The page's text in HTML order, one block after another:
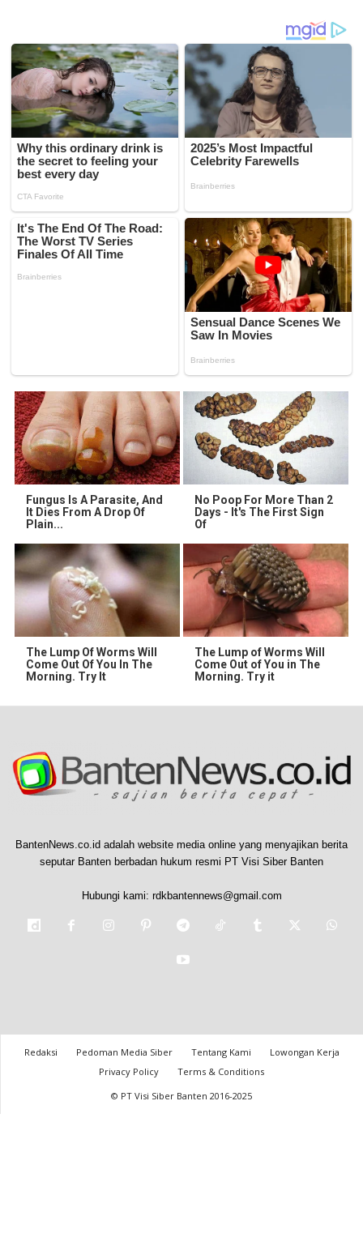
Fungus Is A Parasite, And
It Dies From A Drop Of
Plain...
No Poop For More Than 2
Days - It's The First Sign
Of
The Lump Of Worms Will
Come Out Of You In The
Morning. Try It
The Lump of Worms Will
Come Out of You in The
Morning. Try it
BantenNews.co.id adalah website media online yang menyajikan berita
seputar Banten berbadan hukum resmi PT Visi Siber Banten
Hubungi kami: rdkbantennews@gmail.com
Redaksi Pedoman Media Siber Tentang Kami
Lowongan Kerja
Privacy Policy
Terms & Conditions
© PT Visi Siber Banten 2016-2025